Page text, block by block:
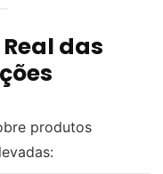
das
produtos